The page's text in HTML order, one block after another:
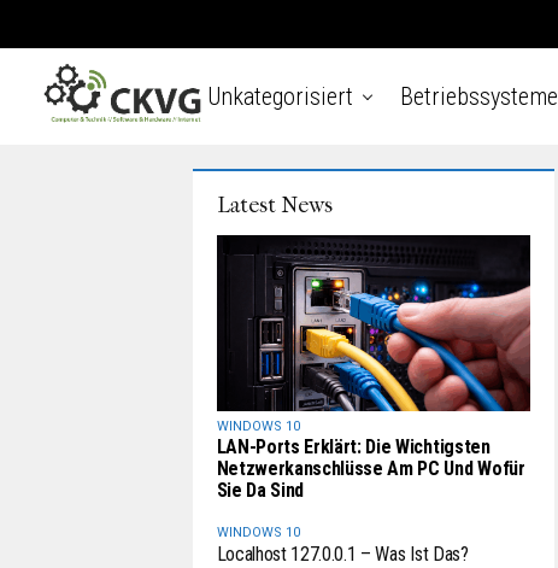
Unkategorisiert Betriebssysteme
Latest News
WINDOWS 10
LAN-Ports Erklärt: Die Wichtigsten
Netzwerkanschlüsse Am PC Und Wofür
Sie Da Sind
WINDOWS 10
Localhost 127.0.0.1 – Was Ist Das?